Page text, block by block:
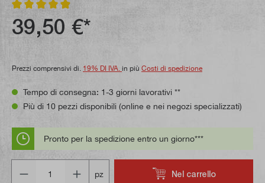
Valutazione media di 4.9 su 5 stelle
39,50 €*
Prezzi comprensivi di. 19% DI IVA. in più Costi di spedizione
Tempo di consegna: 1-3 giorni lavorativi **
Più di 10 pezzi disponibili (online e nei negozi specializzati)
Pronto per la spedizione entro un giorno***
pz
Nel carrello